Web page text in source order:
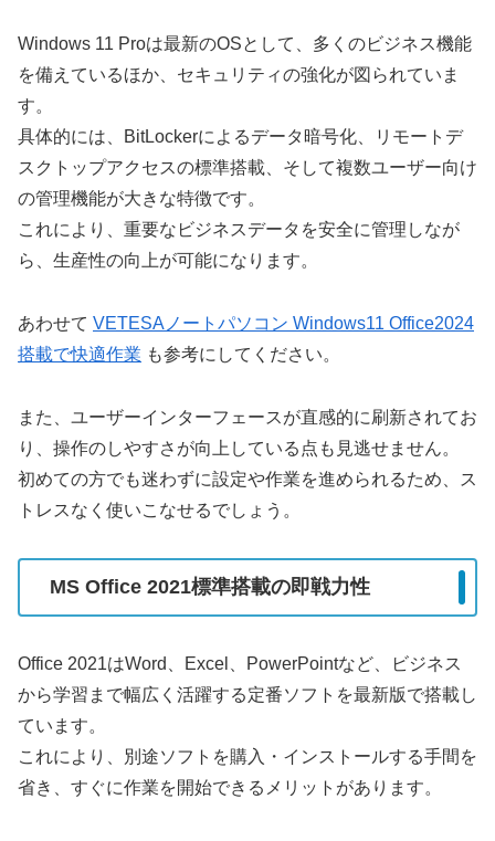
Windows 11 Proは最新のOSとして、多くのビジネス機能
を備えているほか、セキュリティの強化が図られていま
す。
具体的には、BitLockerによるデータ暗号化、リモートデ
スクトップアクセスの標準搭載、そして複数ユーザー向け
の管理機能が大きな特徴です。
これにより、重要なビジネスデータを安全に管理しなが
ら、生産性の向上が可能になります。
あわせて VETESAノートパソコン Windows11 Office2024
搭載で快適作業 も参考にしてください。
また、ユーザーインターフェースが直感的に刷新されてお
り、操作のしやすさが向上している点も見逃せません。
初めての方でも迷わずに設定や作業を進められるため、ス
トレスなく使いこなせるでしょう。
MS Office 2021標準搭載の即戦力性
Office 2021はWord、Excel、PowerPointなど、ビジネス
から学習まで幅広く活躍する定番ソフトを最新版で搭載し
ています。
これにより、別途ソフトを購入・インストールする手間を
省き、すぐに作業を開始できるメリットがあります。